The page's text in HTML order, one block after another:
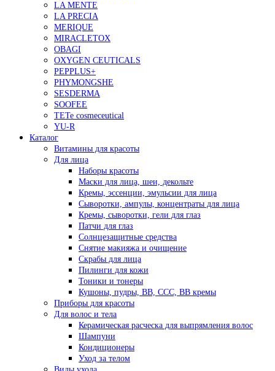
LA MENTE
LA PRECIA
MERIQUE
MIRACLETOX
OBAGI
OXYGEN CEUTICALS
PEPPLUS+
PHYMONGSHE
SESDERMA
SOOFEE
TETe cosmeceutical
YU-R
Каталог
Витамины для красоты
Для лица
Наборы красоты
Маски для лица, шеи, декольте
Кремы, эссенции, эмульсии для лица
Сыворотки, ампулы, концентраты для лица
Кремы, сыворотки, гели для глаз
Патчи для глаз
Солнцезащитные средства
Снятие макияжа и очищение
Скрабы для лица
Пилинги для кожи
Тоники и тонеры
Кушоны, пудры, ВВ, ССС, ВВ кремы
Приборы для красоты
Для волос и тела
Керамическая расческа для выпрямления волос
Шампуни
Кондиционеры
Уход за телом